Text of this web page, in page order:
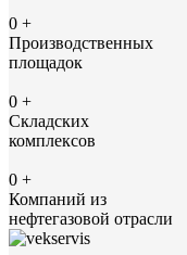
0 +
Производственных
площадок
0 +
Складских
комплексов
0 +
Компаний из
нефтегазовой отрасли